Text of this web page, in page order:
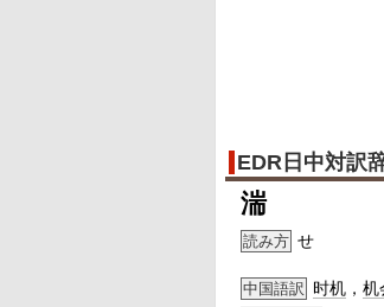
EDR日中対訳
湍
読み方 せ
中国語訳 时机 ， 机